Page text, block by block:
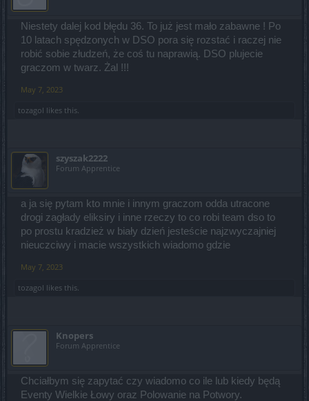
Niestety dalej kod błędu 36. To już jest mało zabawne ! Po
10 latach spędzonych w DSO pora się rozstać i raczej nie
robić sobie złudzeń, że coś tu naprawią. DSO plujecie
graczom w twarz. Żal !!!
May 7, 2023
tozagol likes this.
szyszak2222
Forum Apprentice
a ja się pytam kto mnie i innym graczom odda utracone
drogi zagłady eliksiry i inne rzeczy to co robi team dso to
po prostu kradzież w biały dzień jesteście najzwyczajniej
nieuczciwy i macie wszystkich wiadomo gdzie
May 7, 2023
tozagol likes this.
Knopers
Forum Apprentice
Chciałbym się zapytać czy wiadomo co ile lub kiedy będą
Eventy Wielkie Łowy oraz Polowanie na Potwory.